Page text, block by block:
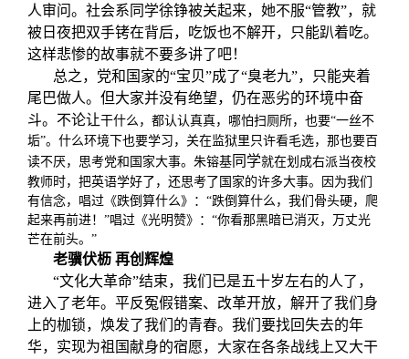
人审问。社会系同学徐铮被关起来，她不服“管教”，就
被日夜把双手铐在背后，吃饭也不解开，只能趴着吃。
这样悲惨的故事就不要多讲了吧！
总之，党和国家的“宝贝”成了“臭老九”，只能夹着
尾巴做人。但大家并没有绝望，仍在恶劣的环境中奋
斗。不论让干什么，都认认真真，哪怕扫厕所，也要“一丝不
垢”。什么环境下也要学习，关在监狱里只许看毛选，那也要百
读不厌，思考党和国家大事。朱镕基 同学就在划成右派当夜校
教师时，把英语学好了，还思考了国家的许多大事。因为我们
有信念，唱过《跌倒算什么》：“跌倒算什么，我们骨头硬，爬
起来再前进！”唱过《光明赞》：“你看那黑暗已消灭，万丈光
芒在前头。”
老骥伏枥 再创辉煌
“文化大革命”结束，我们已是五十岁左右的人了，
进入了老年。平反冤假错案、改革开放，解开了我们身
上的枷锁，焕发了我们的青春。我们要找回失去的年
华，实现为祖国献身的宿愿，大家在各条战线上又大干